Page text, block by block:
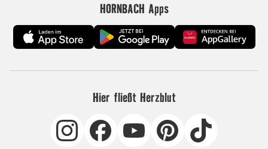
HORNBACH Apps
Hier fließt Herzblut